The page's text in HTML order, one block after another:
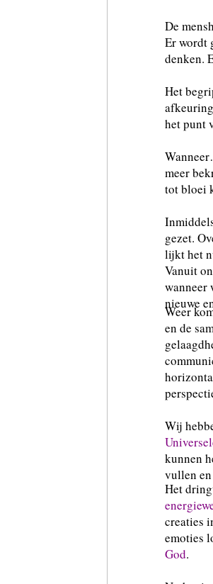
De
Er wordt
denken.
Het
het punt
meer
tot bloei
gezet.
lijkt het
Vanuit
wanneer
nieuwe
Weer
en de
Wij
kunnen
vullen
Het
creaties
emoties
God.